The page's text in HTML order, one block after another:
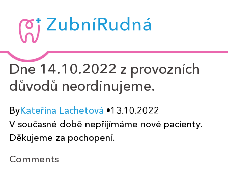
Zubní
Rudná
-
MUDr.
Kateřina
Lachetová
Dne 14.10.2022 z provozních
důvodů neordinujeme.
ByKateřina Lachetová •13.10.2022
V současné době nepřijímáme nové pacienty.
Děkujeme za pochopení.
Comments